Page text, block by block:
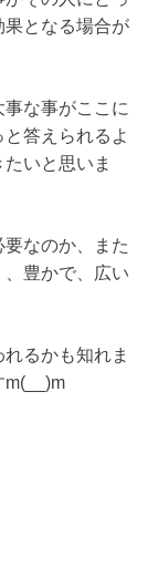
果となる場合が
な事がここに
答えられるよ
いと思いま
なのか、また
豊かで、広い
るかも知れま
m(__)m